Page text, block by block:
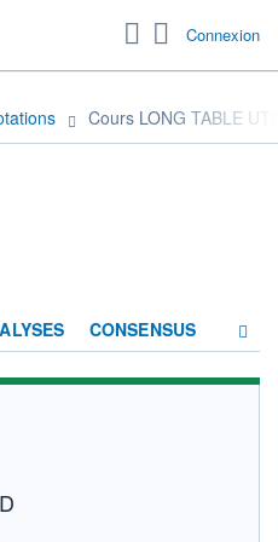
Connexion
Cours LONG TABLE
CONSENSUS
ACTIONNAIRES